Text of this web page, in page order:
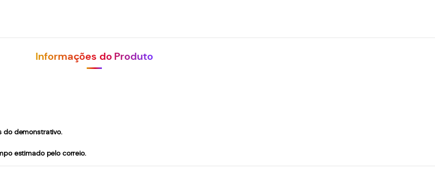
Informações do Produto
do demonstrativo.
estimado pelo correio.